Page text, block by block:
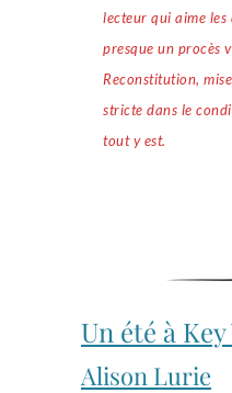
lecteur qui aime
presque un procès
Reconstitution,
stricte dans le
tout y est.
Un été à Key
Alison Lurie